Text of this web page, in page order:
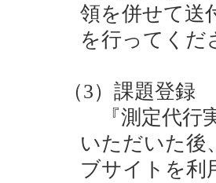
領を併せて送
を行ってくだ
（3）課題登録
『測定代行
いただいた後
ブサイトを利